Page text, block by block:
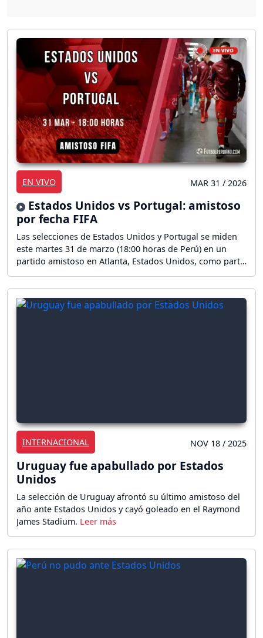
EN VIVO MAR 31 / 2026
Estados Unidos vs Portugal: amistoso
por fecha FIFA
Las selecciones de Estados Unidos y Portugal se miden
este martes 31 de marzo (18:00 horas de Perú) en un
partido amistoso en Atlanta, Estados Unidos, como parte
de su preparación para el Mundial de Fútbol 2026. ¡Sigue
el partido en vivo!
INTERNACIONAL NOV 18 / 2025
Uruguay fue apabullado por Estados
Unidos
La selección de Uruguay afrontó su último amistoso del
año ante Estados Unidos y cayó goleado en el Raymond
James Stadium.